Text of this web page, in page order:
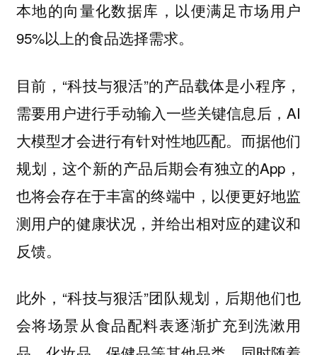
本地的向量化数据库，以便满足市场用户
95%以上的食品选择需求。
目前，“科技与狠活”的产品载体是小程序，
需要用户进行手动输入一些关键信息后，AI
大模型才会进行有针对性地匹配。而据他们
规划，这个新的产品后期会有独立的App，
也将会存在于丰富的终端中，以便更好地监
测用户的健康状况，并给出相对应的建议和
反馈。
此外，“科技与狠活”团队规划，后期他们也
会将场景从食品配料表逐渐扩充到洗漱用